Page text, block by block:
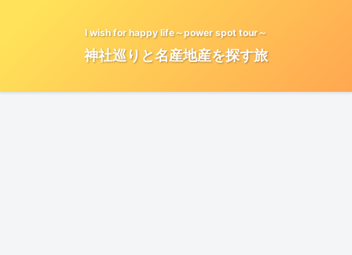
I wish for happy life～power spot tour～
神社巡りと名産地産を探す旅